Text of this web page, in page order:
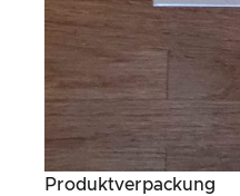
Produktverpackung